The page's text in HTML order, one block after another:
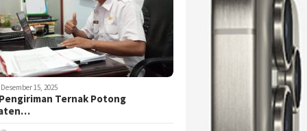
Desember 15, 2025
Ternak Potong